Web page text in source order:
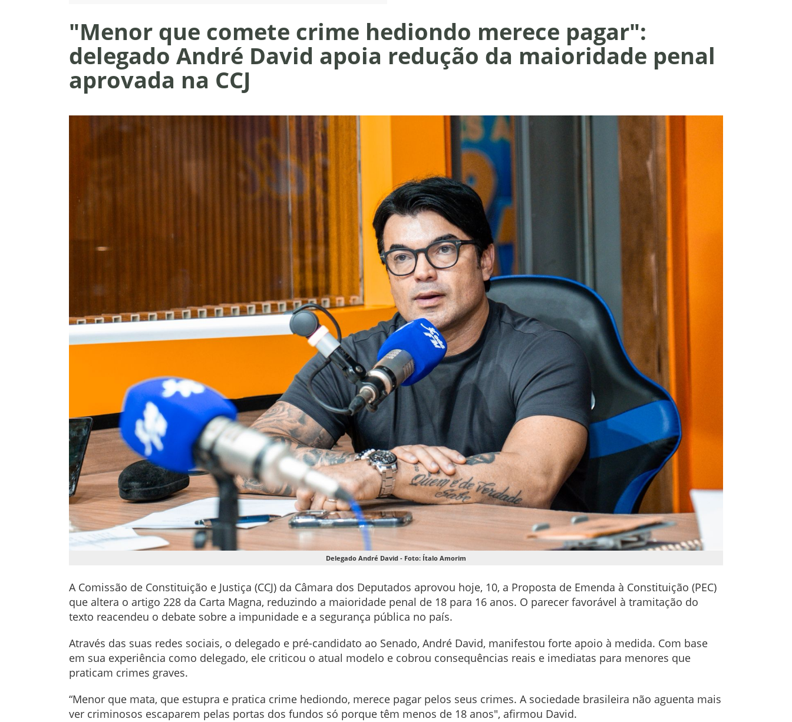
"Menor que comete crime hediondo merece pagar":
delegado André David apoia redução da maioridade penal
aprovada na CCJ
Delegado André David - Foto: Ítalo Amorim
A Comissão de Constituição e Justiça (CCJ) da Câmara dos Deputados aprovou hoje, 10, a Proposta de Emenda à Constituição (PEC)
que altera o artigo 228 da Carta Magna, reduzindo a maioridade penal de 18 para 16 anos. O parecer favorável à tramitação do
texto reacendeu o debate sobre a impunidade e a segurança pública no país.
Através das suas redes sociais, o delegado e pré-candidato ao Senado, André David, manifestou forte apoio à medida. Com base
em sua experiência como delegado, ele criticou o atual modelo e cobrou consequências reais e imediatas para menores que
praticam crimes graves.
“Menor que mata, que estupra e pratica crime hediondo, merece pagar pelos seus crimes. A sociedade brasileira não aguenta mais
ver criminosos escaparem pelas portas dos fundos só porque têm menos de 18 anos", afirmou David.